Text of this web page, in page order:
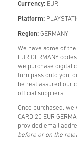
Currency: EUR
Platform:
Region: GERMANY
We have some of the
EUR GERMANY
we purchase digital
turn pass onto you,
be rest assured our
official suppliers.
Once purchased, we
CARD 20 EUR
provided email
before or on the